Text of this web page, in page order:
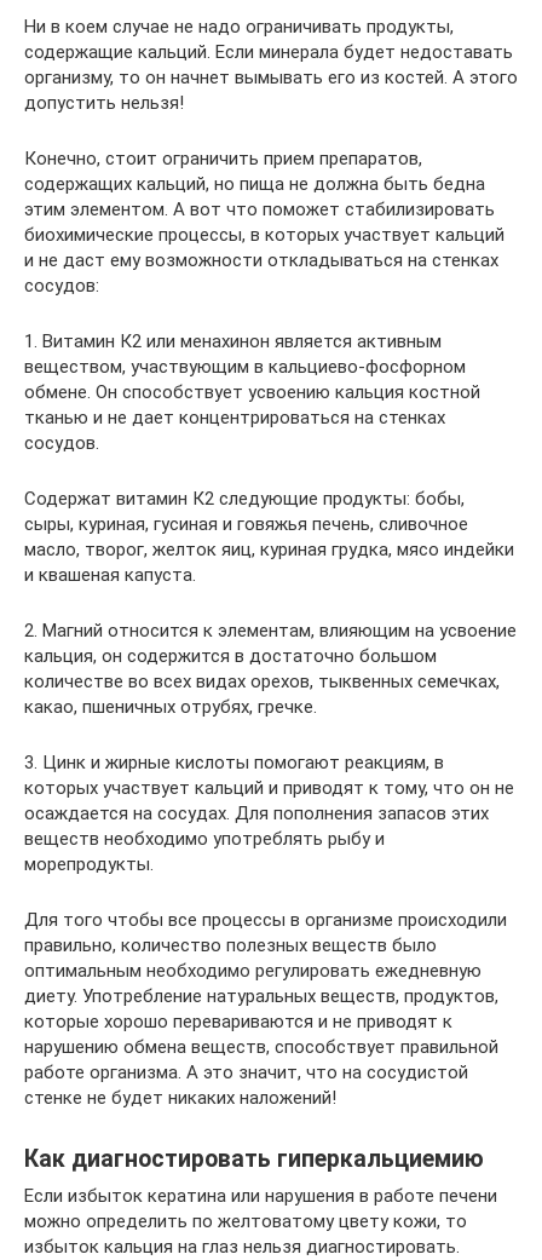
Ни в коем случае не надо ограничивать продукты,
содержащие кальций. Если минерала будет недоставать
организму, то он начнет вымывать его из костей. А этого
допустить нельзя!
Конечно, стоит ограничить прием препаратов,
содержащих кальций, но пища не должна быть бедна
этим элементом. А вот что поможет стабилизировать
биохимические процессы, в которых участвует кальций
и не даст ему возможности откладываться на стенках
сосудов:
1. Витамин К2 или менахинон является активным
веществом, участвующим в кальциево-фосфорном
обмене. Он способствует усвоению кальция костной
тканью и не дает концентрироваться на стенках
сосудов.
Содержат витамин К2 следующие продукты: бобы,
сыры, куриная, гусиная и говяжья печень, сливочное
масло, творог, желток яиц, куриная грудка, мясо индейки
и квашеная капуста.
2. Магний относится к элементам, влияющим на усвоение
кальция, он содержится в достаточно большом
количестве во всех видах орехов, тыквенных семечках,
какао, пшеничных отрубях, гречке.
3. Цинк и жирные кислоты помогают реакциям, в
которых участвует кальций и приводят к тому, что он не
осаждается на сосудах. Для пополнения запасов этих
веществ необходимо употреблять рыбу и
морепродукты.
Для того чтобы все процессы в организме происходили
правильно, количество полезных веществ было
оптимальным необходимо регулировать ежедневную
диету. Употребление натуральных веществ, продуктов,
которые хорошо перевариваются и не приводят к
нарушению обмена веществ, способствует правильной
работе организма. А это значит, что на сосудистой
стенке не будет никаких наложений!
Как диагностировать гиперкальциемию
Если избыток кератина или нарушения в работе печени
можно определить по желтоватому цвету кожи, то
избыток кальция на глаз нельзя диагностировать.